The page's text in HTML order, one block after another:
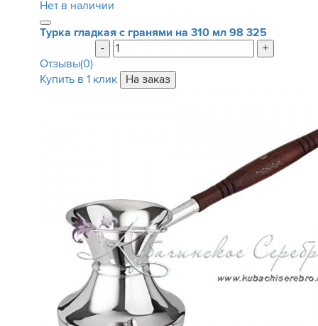
Нет в наличии
Турка гладкая с гранями на 310 мл 98 325
-
+
Отзывы(0)
Купить в 1 клик